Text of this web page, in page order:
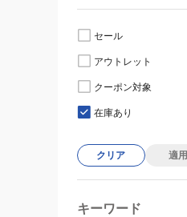
セール
アウトレット
クーポン対象
在庫あり
クリア 適用
キーワード